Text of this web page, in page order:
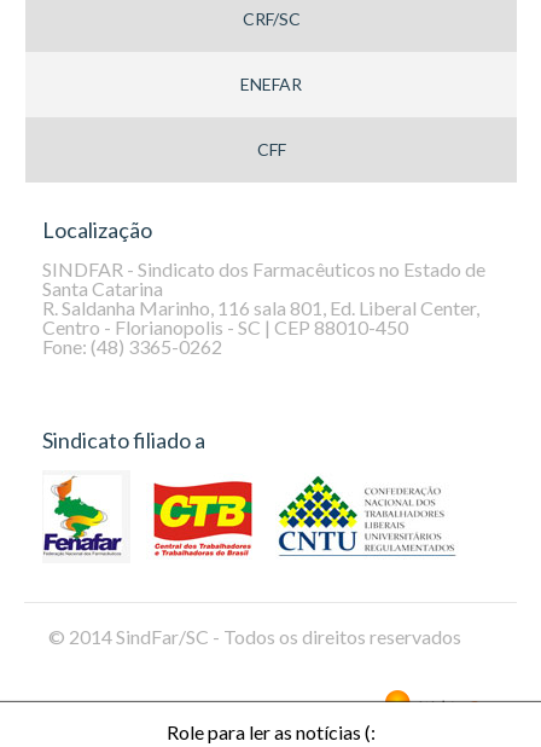
Role para ler as notícias (:
CRF/SC
ENEFAR
CFF
Localização
SINDFAR - Sindicato dos Farmacêuticos no Estado de
Santa Catarina
R. Saldanha Marinho, 116 sala 801, Ed. Liberal Center,
Centro - Florianopolis - SC | CEP 88010-450
Fone: (48) 3365-0262
Sindicato filiado a
© 2014 SindFar/SC - Todos os direitos reservados